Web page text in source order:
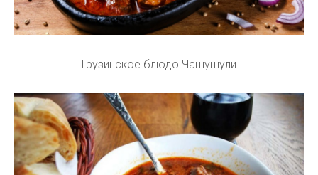
Грузинское блюдо Чашушули